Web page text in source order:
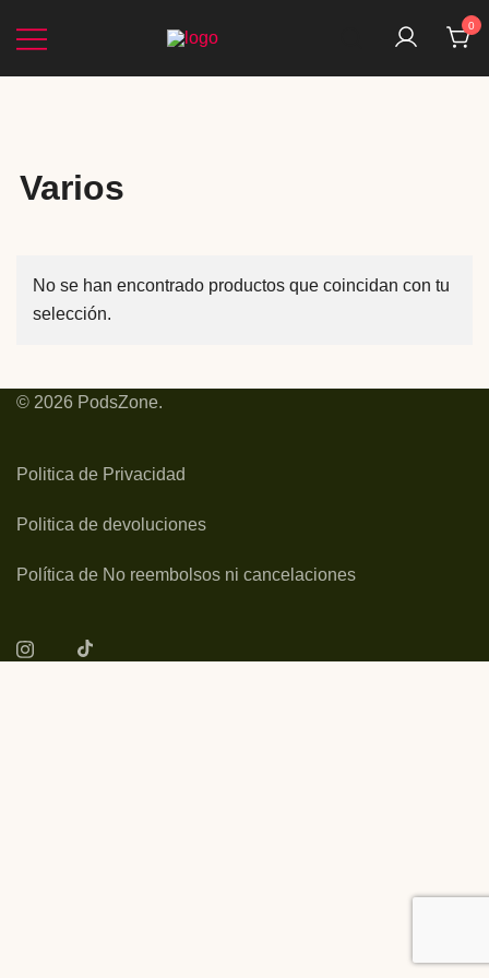
PodsZone
0
Varios
No se han encontrado productos que coincidan con tu
selección.
© 2026 PodsZone.
Politica de Privacidad
Politica de devoluciones
Política de No reembolsos ni cancelaciones